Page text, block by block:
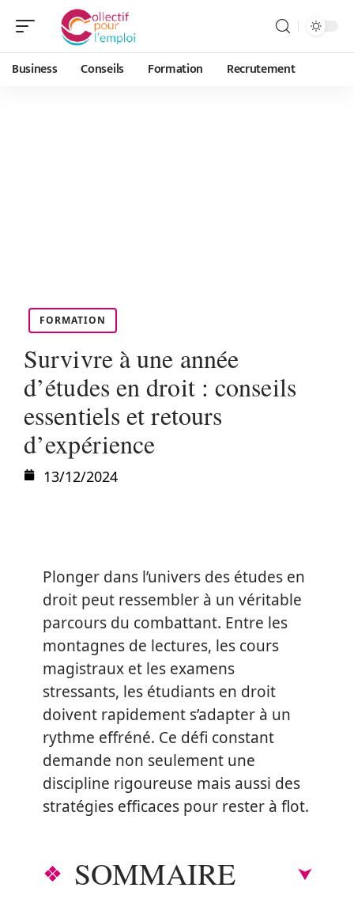
Business Conseils Formation Recrutement
FORMATION
Survivre à une année
d’études en droit : conseils
essentiels et retours
d’expérience
13/12/2024
Plonger dans l’univers des études en
droit peut ressembler à un véritable
parcours du combattant. Entre les
montagnes de lectures, les cours
magistraux et les examens
stressants, les étudiants en droit
doivent rapidement s’adapter à un
rythme effréné. Ce défi constant
demande non seulement une
discipline rigoureuse mais aussi des
stratégies efficaces pour rester à flot.
SOMMAIRE